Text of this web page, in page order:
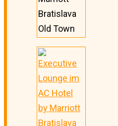
Bratislava
Old Town